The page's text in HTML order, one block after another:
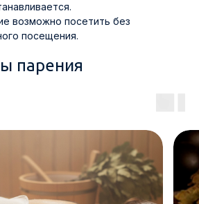
возможно посетить без
посещения.
парения